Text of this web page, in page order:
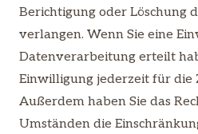
Berichtigung oder Löschung
verlangen. Wenn Sie eine
Datenverarbeitung erteilt
Einwilligung jederzeit für
Außerdem haben Sie das
Umständen die